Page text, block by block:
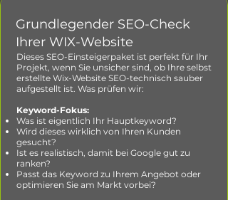
Grundlegender SEO-Check
Ihrer WIX-Website
Dieses SEO-Einsteigerpaket ist perfekt für Ihr
Projekt, wenn Sie unsicher sind, ob Ihre selbst
erstellte Wix-Website SEO-technisch sauber
aufgestellt ist. Was prüfen wir:
Keyword-Fokus:
Was ist eigentlich Ihr Hauptkeyword?
Wird dieses wirklich von Ihren Kunden
gesucht?
Ist es realistisch, damit bei Google gut zu
ranken?
Passt das Keyword zu Ihrem Angebot oder
optimieren Sie am Markt vorbei?